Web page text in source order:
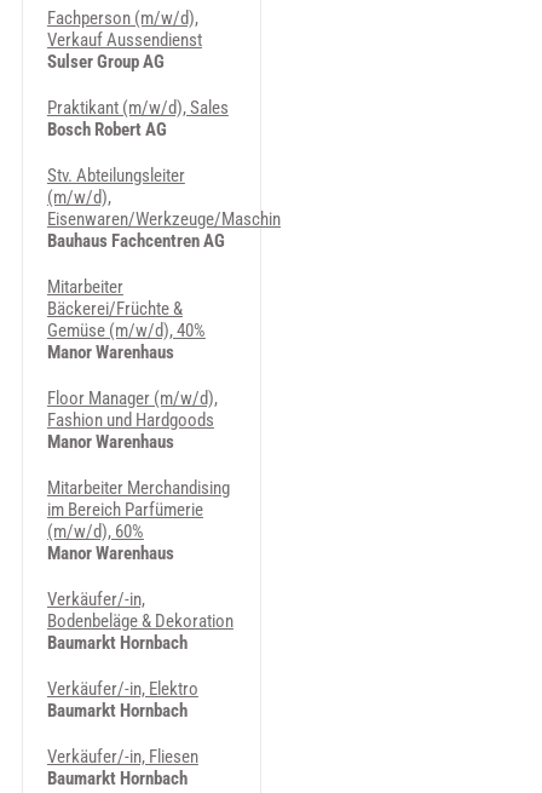
Fachperson (m/w/d),
Verkauf Aussendienst
Sulser Group AG
Praktikant (m/w/d), Sales
Bosch Robert AG
Stv. Abteilungsleiter
(m/w/d),
Eisenwaren/Werkzeuge/Maschinen/Nautic
Bauhaus Fachcentren AG
Mitarbeiter
Bäckerei/Früchte &
Gemüse (m/w/d), 40%
Manor Warenhaus
Floor Manager (m/w/d),
Fashion und Hardgoods
Manor Warenhaus
Mitarbeiter Merchandising
im Bereich Parfümerie
(m/w/d), 60%
Manor Warenhaus
Verkäufer/-in,
Bodenbeläge & Dekoration
Baumarkt Hornbach
Verkäufer/-in, Elektro
Baumarkt Hornbach
Verkäufer/-in, Fliesen
Baumarkt Hornbach